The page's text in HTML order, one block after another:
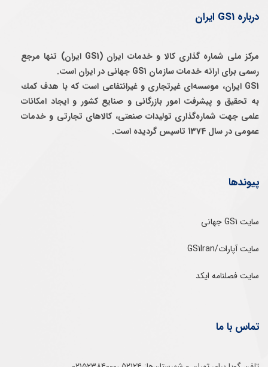
درباره GS1 ایران
مرکز ملی شماره گذاری کالا و خدمات ایران (GS1 ایران) تنها مرجع
رسمی برای ارائه خدمات سازمان GS1 جهانی در ایران است.
GS1 ایران، موسسه‌ای غيرتجاری و غيرانتفاعی است كه با هدف كمك
به تحقيق و پيشرفت امور بازرگانی و صنايع كشور و ايجاد امكانات
علمی جهت شماره‌گذاری توليدات صنعتی، كالاهای تجارتی و خدمات
عمومی در سال 1374 تاسيس گرديده است.
پیوندها
سایت GS1 جهانی
سایت آپارات/GS1Iran
سایت فصلنامه ایکد
تماس با ما